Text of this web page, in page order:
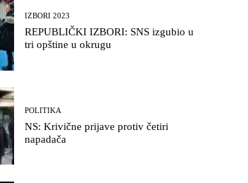
IZBORI 2023
REPUBLIČKI IZBORI: SNS izgubio u
tri opštine u okrugu
POLITIKA
NS: Krivične prijave protiv četiri
napadača